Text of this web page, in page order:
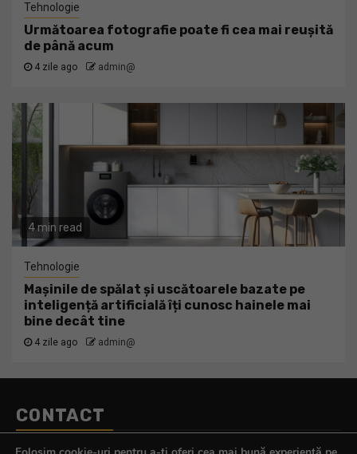
Tehnologie
Următoarea fotografie poate fi cea mai reușită
de până acum
4 zile ago admin@
4 min read
Tehnologie
Mașinile de spălat și uscătoarele bazate pe
inteligență artificială îți cunosc hainele mai
bine decât tine
4 zile ago admin@
CONTACT
Telefon: 0770.290.165